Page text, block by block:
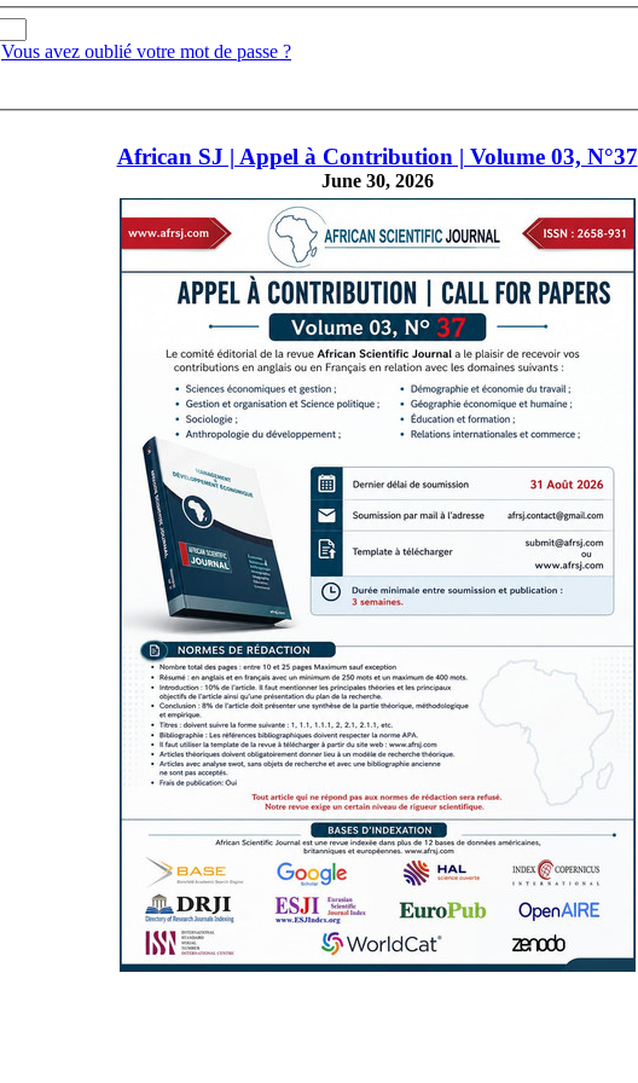
Vous avez oublié votre mot de passe ?
African SJ | Appel à Contribution | Volume 03, N°37
June 30, 2026